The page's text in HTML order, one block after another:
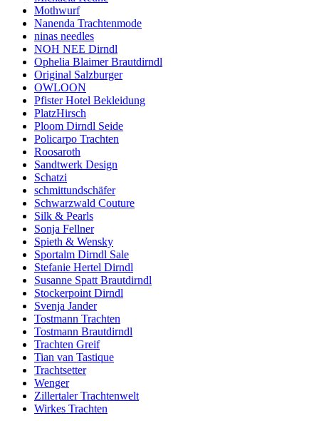
Mothwurf
Nanenda Trachtenmode
ninas needles
NOH NEE Dirndl
Ophelia Blaimer Brautdirndl
Original Salzburger
OWLOON
Pfister Hotel Bekleidung
PlatzHirsch
Ploom Dirndl Seide
Policarpo Trachten
Roosaroth
Sandtwerk Design
Schatzi
schmittundschäfer
Schwarzwald Couture
Silk & Pearls
Sonja Fellner
Spieth & Wensky
Sportalm Dirndl Sale
Stefanie Hertel Dirndl
Susanne Spatt Brautdirndl
Stockerpoint Dirndl
Svenja Jander
Tostmann Trachten
Tostmann Brautdirndl
Trachten Greif
Tian van Tastique
Trachtsetter
Wenger
Zillertaler Trachtenwelt
Wirkes Trachten